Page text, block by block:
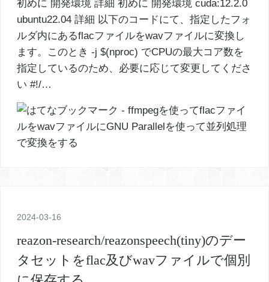
初めに 開発環境 詳細 初めに 開発環境 cuda:12.2.0
ubuntu22.04 詳細 以下のコードにて、指定したフォ
ルダ内にあるflacファイルをwavファイルに変換し
ます。このとき -j $(nproc) でCPUの最大コア数を
指定しているのため、必要に応じて変更してくださ
い #!/…
2024-03-16
reazon-research/reazonspeech(tiny)のデー
タセットをflac及びwavファイルで個別